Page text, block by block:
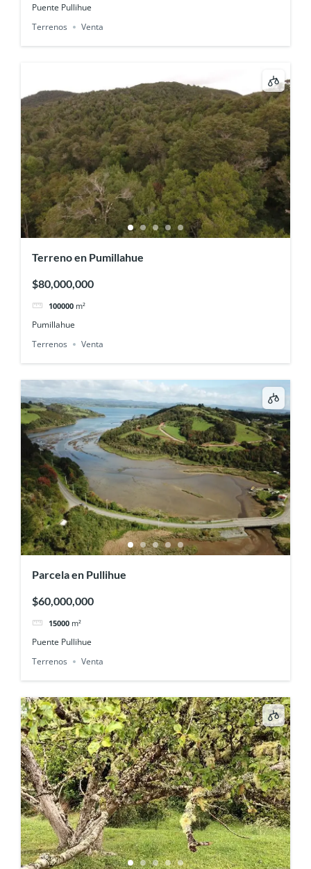
Puente Pullihue
Terrenos
Venta
Terreno en Pumillahue
$80,000,000
100000 m²
Pumillahue
Terrenos
Venta
Parcela en Pullihue
$60,000,000
15000 m²
Puente Pullihue
Terrenos
Venta